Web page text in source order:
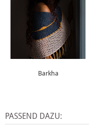
Barkha
PASSEND DAZU: